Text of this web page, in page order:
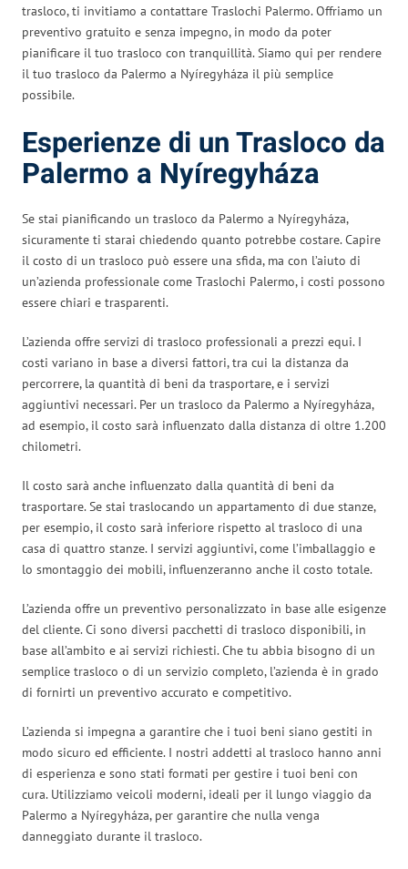
trasloco, ti invitiamo a contattare Traslochi Palermo. Offriamo un
preventivo gratuito e senza impegno, in modo da poter
pianificare il tuo trasloco con tranquillità. Siamo qui per rendere
il tuo trasloco da Palermo a Nyíregyháza il più semplice
possibile.
Esperienze di un Trasloco da
Palermo a Nyíregyháza
Se stai pianificando un trasloco da Palermo a Nyíregyháza,
sicuramente ti starai chiedendo quanto potrebbe costare. Capire
il costo di un trasloco può essere una sfida, ma con l’aiuto di
un’azienda professionale come Traslochi Palermo, i costi possono
essere chiari e trasparenti.
L’azienda offre servizi di trasloco professionali a prezzi equi. I
costi variano in base a diversi fattori, tra cui la distanza da
percorrere, la quantità di beni da trasportare, e i servizi
aggiuntivi necessari. Per un trasloco da Palermo a Nyíregyháza,
ad esempio, il costo sarà influenzato dalla distanza di oltre 1.200
chilometri.
Il costo sarà anche influenzato dalla quantità di beni da
trasportare. Se stai traslocando un appartamento di due stanze,
per esempio, il costo sarà inferiore rispetto al trasloco di una
casa di quattro stanze. I servizi aggiuntivi, come l’imballaggio e
lo smontaggio dei mobili, influenzeranno anche il costo totale.
L’azienda offre un preventivo personalizzato in base alle esigenze
del cliente. Ci sono diversi pacchetti di trasloco disponibili, in
base all’ambito e ai servizi richiesti. Che tu abbia bisogno di un
semplice trasloco o di un servizio completo, l’azienda è in grado
di fornirti un preventivo accurato e competitivo.
L’azienda si impegna a garantire che i tuoi beni siano gestiti in
modo sicuro ed efficiente. I nostri addetti al trasloco hanno anni
di esperienza e sono stati formati per gestire i tuoi beni con
cura. Utilizziamo veicoli moderni, ideali per il lungo viaggio da
Palermo a Nyíregyháza, per garantire che nulla venga
danneggiato durante il trasloco.